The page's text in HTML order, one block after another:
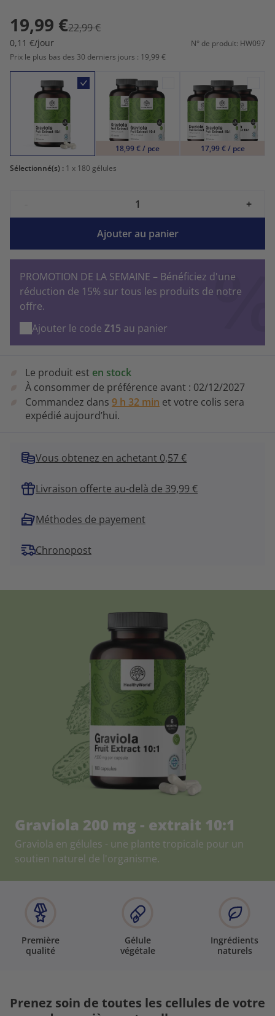
19,99 €22,99 €
0,11 €/jour
N° de produit: HW097
Prix le plus bas des 30 derniers jours : 19,99 €
18,99 € / pce
17,99 € / pce
Sélectionné(s) : 1 x 180 gélules
+
Ajouter au panier
PROMOTION DE LA SEMAINE – Bénéficiez d'une
réduction de 15% sur tous les produits de notre
offre.
Ajouter le code Z15 au panier
Le produit est en stock
À consommer de préférence avant : 02/12/2027
Commandez dans 9 h 32 min et votre colis sera
expédié aujourd’hui.
Vous obtenez en achetant 0,57 €
Livraison offerte au-delà de 39,99 €
Méthodes de payement
Chronopost
Graviola 200 mg - extrait 10:1
Graviola en gélules - une plante tropicale pour un
soutien naturel de l'organisme.
Première
qualité
Gélule
végétale
Ingrédients
naturels
Prenez soin de toutes les cellules de votre